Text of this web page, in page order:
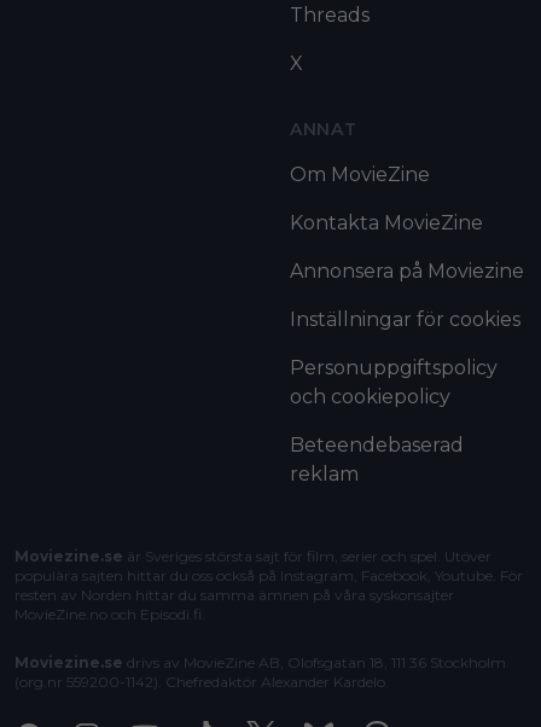
Threads
X
ANNAT
Om MovieZine
Kontakta MovieZine
Annonsera på Moviezine
Inställningar för cookies
Personuppgiftspolicy
och cookiepolicy
Beteendebaserad
reklam
Moviezine.se är Sveriges största sajt för film, serier och spel. Utöver
populära sajten hittar du oss också på Instagram, Facebook, Youtube. För
resten av Norden hittar du samma ämnen på våra syskonsajter
MovieZine.no och Episodi.fi
Moviezine.se drivs av MovieZine AB, Olofsgatan 18, 111 36 Stockholm
(org.nr 559200-1142). Chefredaktör Alexander Kardelo